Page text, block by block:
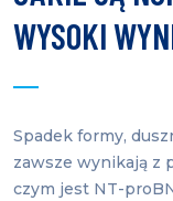
WYSOKI
Spadek formy,
zawsze wynikają z
czym jest NT-